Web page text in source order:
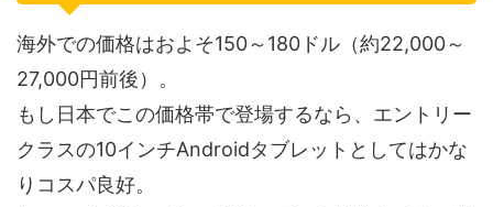
海外での価格はおよそ150～180ドル（約22,000～
27,000円前後）。
もし日本でこの価格帯で登場するなら、エントリー
クラスの10インチAndroidタブレットとしてはかな
りコスパ良好。